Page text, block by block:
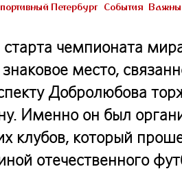
Петербург События
чемпионата
место,
Добролюбова
Именно он был
клубов, который
отечественного